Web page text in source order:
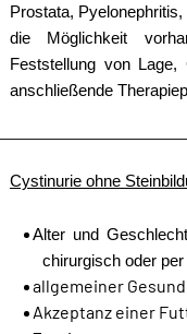
Prostata,
die Möglichkeit
Feststellung von
anschließende
Cystinurie ohne
Alter und
chirurgisch oder
allgemeiner
Akzeptanz einer